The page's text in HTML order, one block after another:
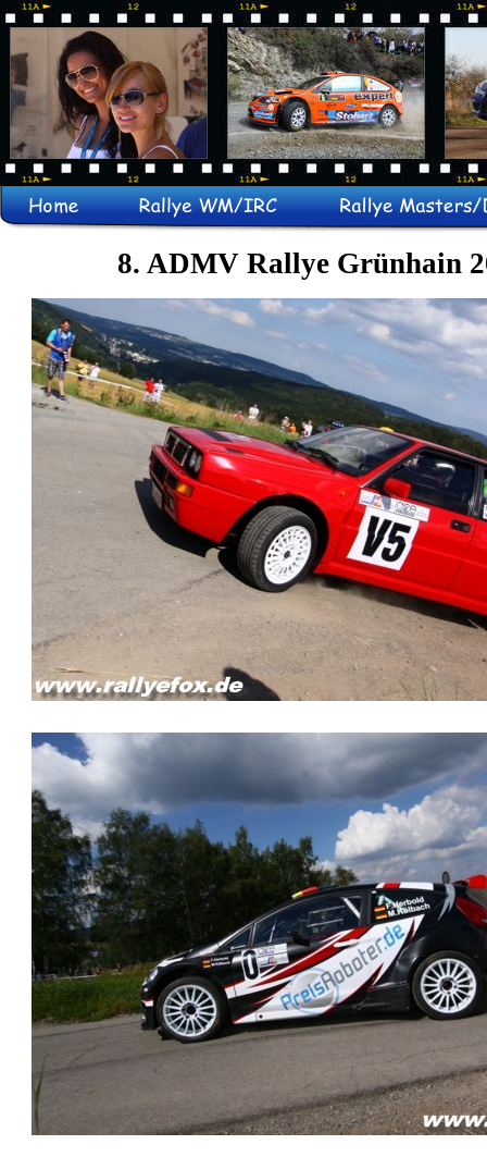
8. ADMV Rallye Grünhain